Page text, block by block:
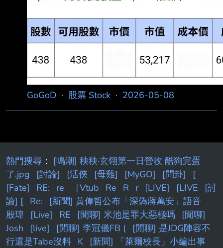
GoGoD · 股票 Stock · 2026-05-08
熱門搜尋 ： [鳴潮] 秧秧·玄翎第一日營收 酷狗完蛋
了.jpg
[討論] [活俠 [母雞] [MyGO] [問卦]
[
[Fate]
RE: re ［Vtub Re R r [LIVE] [LIVE
[討
論] [ Re:
[新聞] 黃偉哲公布「深偽蔣萬安」語音
殷瑋
[Live] RE [閒聊] 米池是罪大惡極嗎
[閒聊]
Josh
[live] [閒聊] 李冠儀FB (
[閒聊] 是JDG陣容不
行還是Tabe沒料 K
[新聞] 「萊爾校長」小編出事